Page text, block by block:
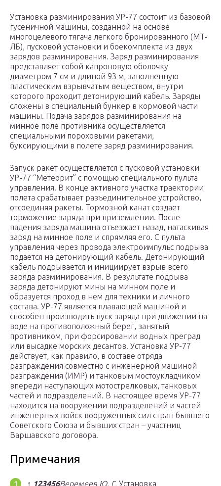
Установка разминирования УР-77 состоит из базовой
гусеничной машины, созданной на основе
многоцелевого тягача легкого бронированного (МТ-
ЛБ), пусковой установки и боекомплекта из двух
зарядов разминирования. Заряд разминирования
представляет собой капроновую оболочку
диаметром 7 см и длиной 93 м, заполненную
пластическим взрывчатым веществом, внутри
которого проходит детонирующий кабель. Заряды
сложены в специальный бункер в кормовой части
машины. Подача зарядов разминирования на
минное поле противника осуществляется
специальными пороховыми ракетами,
буксирующими в полете заряд разминирования.
Запуск ракет осуществляется с пусковой установки
УР-77 “Метеорит” с помощью специального пульта
управления. В конце активного участка траектории
полета срабатывает разъединительное устройство,
отсоединяя ракеты. Тормозной канат создает
торможение заряда при приземлении. После
падения заряда машина отъезжает назад, натаскивая
заряд на минное поле и спрямляя его. С пульта
управления через провода электроимпульс подрыва
подается на детонирующий кабель. Детонирующий
кабель подрывается и инициирует взрыв всего
заряда разминирования. В результате подрыва
заряда детонируют мины на минном поле и
образуется проход в нем для техники и личного
состава. УР-77 является плавающей машиной и
способен производить пуск заряда при движении на
воде на противоположный берег, занятый
противником, при форсировании водных преград
или высадке морских десантов. Установка УР-77
действует, как правило, в составе отряда
разграждения совместно с инженерной машиной
разграждения (ИМР) и танковым мостоукладчиком
впереди наступающих мотострелковых, танковых
частей и подразделений. В настоящее время УР-77
находится на вооружении подразделений и частей
инженерных войск вооруженных сил стран бывшего
Советского Союза и бывших стран – участниц
Варшавского договора.
Примечания
↑ 123456Веремеев Ю. Г. Установка